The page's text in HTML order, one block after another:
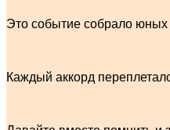
Это событие собрало юных
Каждый аккорд